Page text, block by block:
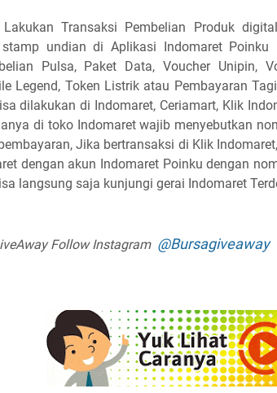
Lakukan Transaksi Pembelian Produk
undian di Aplikasi Indomaret
Pulsa, Paket Data, Voucher Unipin,
Legend, Token Listrik atau Pembayaran
dilakukan di Indomaret, Ceriamart, Klik
di toko Indomaret wajib menyebutkan
Jika bertransaksi di Klik
dengan akun Indomaret Poinku dengan
langsung saja kunjungi gerai Indomaret
Follow Instagram @Bursagiveaway